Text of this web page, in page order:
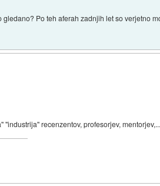
Po teh aferah zadnjih let so verjetno
recenzentov, profesorjev,